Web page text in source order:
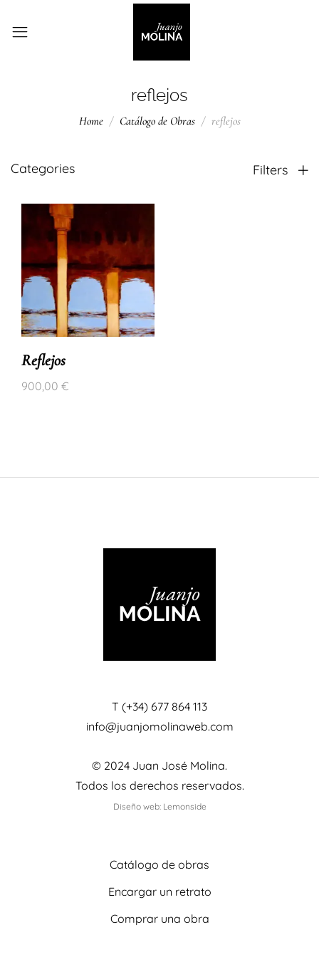
reflejos
Home Catálogo de Obras reflejos
Categories Filters
Reflejos
900,00 €
T (+34) 677 864 113
info@juanjomolinaweb.com
© 2024 Juan José Molina.
Todos los derechos reservados.
Diseño web: Lemonside
Catálogo de obras
Encargar un retrato
Comprar una obra